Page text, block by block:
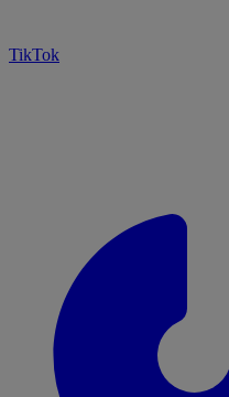
TikTok